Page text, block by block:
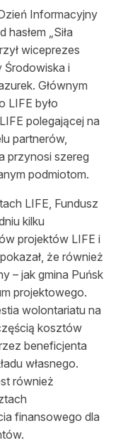
Informacyjny
„Siła
wiceprezes
Środowiska i
Głównym
LIFE było
polegającej na
partnerów,
przynosi szereg
podmiotom.
LIFE, Fundusz
kilku
projektów LIFE i
że również
– jak gmina Puńsk
projektowego.
wolontariatu na
kosztów
beneficjenta
własnego.
również
finansowego dla